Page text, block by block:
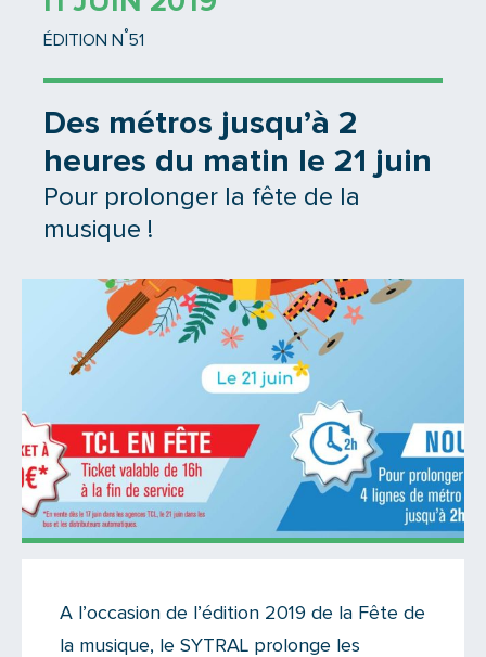
ÉDITION N °51
Des métros jusqu’à 2
heures du matin le 21 juin
Pour prolonger la fête de la
musique !
Il y a un commentaire sur cet article
A l’occasion de l’édition 2019 de la Fête de
la musique, le SYTRAL prolonge les